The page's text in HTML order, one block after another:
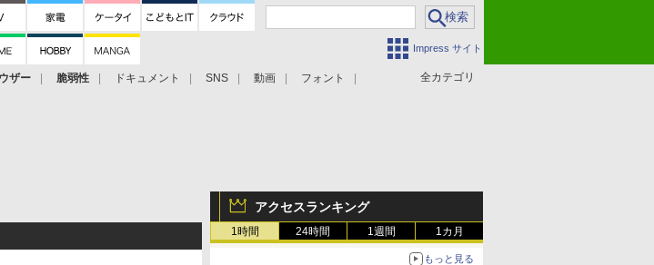
Impress サイト
全カテゴリ
ザー 脆弱性 ドキュメント SNS 動画 フォント
アクセスランキング
1時間 24時間 1週間 1カ月
もっと見る